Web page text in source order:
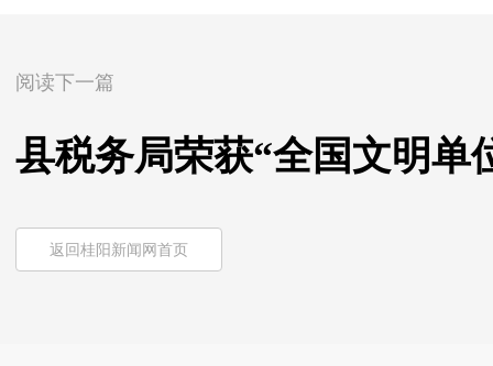
阅读下一篇
县税务局荣获“全国文明单
返回桂阳新闻网首页